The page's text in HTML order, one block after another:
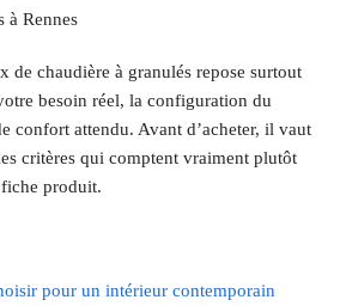
de chaudière à granulés repose surtout
besoin réel, la configuration du
confort attendu. Avant d’acheter, il vaut
critères qui comptent vraiment plutôt
produit.
pour un intérieur contemporain